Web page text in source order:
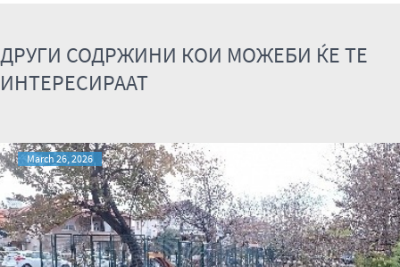
ДРУГИ СОДРЖИНИ КОИ МОЖЕБИ ЌЕ ТЕ
ИНТЕРЕСИРААТ
March 26, 2026